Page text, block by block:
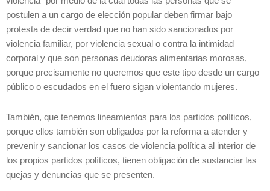
postulen a un cargo de elección popular deben firmar bajo
protesta de decir verdad que no han sido sancionados por
violencia familiar, por violencia sexual o contra la intimidad
corporal y que son personas deudoras alimentarias morosas,
porque precisamente no queremos que este tipo desde un cargo
público o escudados en el fuero sigan violentando mujeres.
También, que tenemos lineamientos para los partidos políticos,
porque ellos también son obligados por la reforma a atender y
prevenir y sancionar los casos de violencia política al interior de
los propios partidos políticos, tienen obligación de sustanciar las
quejas y denuncias que se presenten.